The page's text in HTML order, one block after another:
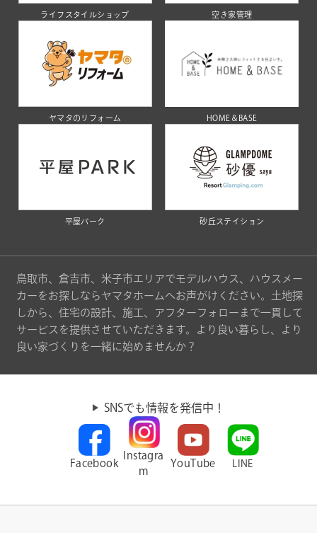
ライフスタイルショップ 空き家管理
ヤマタのリフォーム HOME＆BASE
平屋パーク 砂丘ステイション
鳥取市、倉吉市、米子市エリアでモデルハウス、ハウスメー
カーをお探しならヤマタホームへお声がけください。土地探
しから、住宅の設計、施工、アフターフォローまで一貫して
サービスを提供させていただきます。より良い暮らし、より
良い家づくりを一緒に始めませんか？
SNSでも情報を発信中！
Facebook
Instagra
m
YouTube LINE